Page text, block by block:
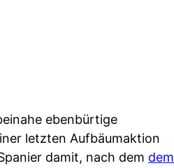
ebenbürtige
letzten Aufbäumaktion
damit, nach dem dem